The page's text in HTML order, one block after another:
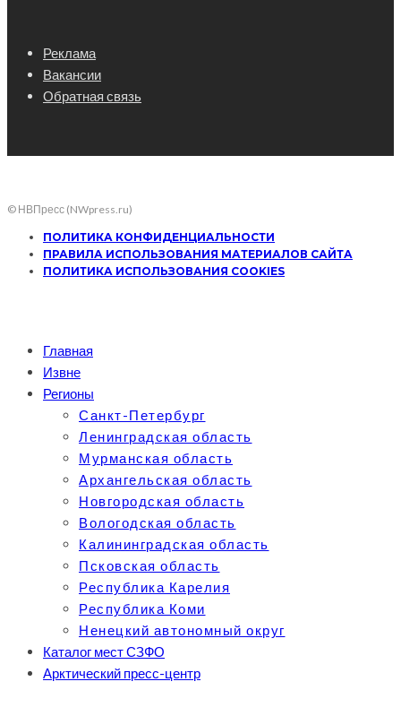
Реклама
Вакансии
Обратная связь
© НВПресс (NWpress.ru)
ПОЛИТИКА КОНФИДЕНЦИАЛЬНОСТИ
ПРАВИЛА ИСПОЛЬЗОВАНИЯ МАТЕРИАЛОВ САЙТА
ПОЛИТИКА ИСПОЛЬЗОВАНИЯ COOKIES
Главная
Извне
Регионы
Санкт-Петербург
Ленинградская область
Мурманская область
Архангельская область
Новгородская область
Вологодская область
Калининградская область
Псковская область
Республика Карелия
Республика Коми
Ненецкий автономный округ
Каталог мест СЗФО
Арктический пресс-центр